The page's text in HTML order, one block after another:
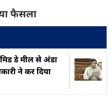
फैसला
डे मील से अंडा
ने कर दिया